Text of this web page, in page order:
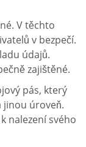
V těchto
v bezpečí.
údajů.
zajištěné.
pás, který
jinou úroveň.
nalezení svého